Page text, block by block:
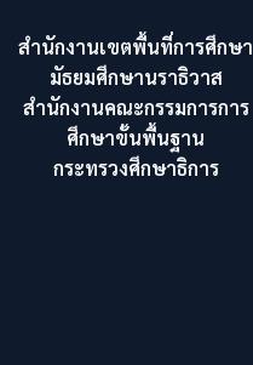
สำนักงานเขตพื้นที่การศึกษา
มัธยมศึกษานราธิวาส
สำนักงานคณะกรรมการการ
ศึกษาขั้นพื้นฐาน
กระทรวงศึกษาธิการ